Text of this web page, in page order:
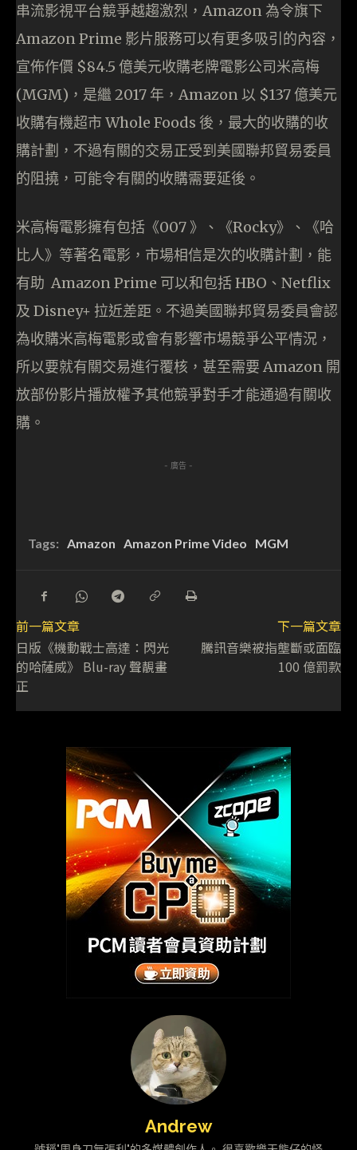
串流影視平台競爭越趨激烈，Amazon 為令旗下
Amazon Prime 影片服務可以有更多吸引的內容，
宣佈作價 $84.5 億美元收購老牌電影公司米高梅
(MGM)，是繼 2017 年，Amazon 以 $137 億美元
收購有機超市 Whole Foods 後，最大的收購的收
購計劃，不過有關的交易正受到美國聯邦貿易委員
的阻撓，可能令有關的收購需要延後。
米高梅電影擁有包括《007 》、《Rocky》、《哈
比人》等著名電影，市場相信是次的收購計劃，能
有助 Amazon Prime 可以和包括 HBO、Netflix
及 Disney+ 拉近差距。不過美國聯邦貿易委員會認
為收購米高梅電影或會有影響市場競爭公平情況，
所以要就有關交易進行覆核，甚至需要 Amazon 開
放部份影片播放權予其他競爭對手才能通過有關收
購。
- 廣告 -
Tags: Amazon Amazon Prime Video MGM
前一篇文章
日版《機動戰士高達：閃光
的哈薩威》 Blu-ray 聲靚畫
正
下一篇文章
騰訊音樂被指壟斷或面臨
100 億罰款
Andrew